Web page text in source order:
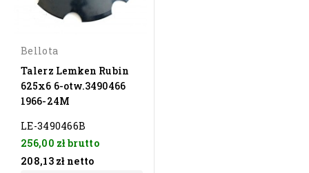
Bellota
Talerz Lemken Rubin
625x6 6-otw.3490466
1966-24M
LE-3490466B
256,00 złbrutto
208,13 zł netto